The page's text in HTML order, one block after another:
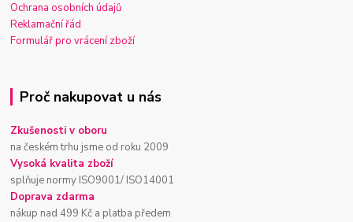
Ochrana osobních údajů
Reklamační řád
Formulář pro vrácení zboží
Proč nakupovat u nás
Zkušenosti v oboru
na českém trhu jsme od roku 2009
Vysoká kvalita zboží
splňuje normy ISO9001/ ISO14001
Doprava zdarma
nákup nad 499 Kč a platba předem